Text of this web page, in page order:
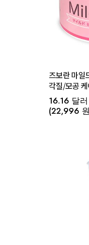
즈보란 마일
각질/모공
16.16 달러
(22,996